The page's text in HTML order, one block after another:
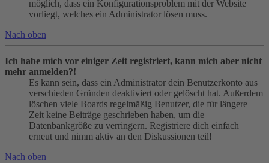
möglich, dass ein Konfigurationsproblem mit der Website
vorliegt, welches ein Administrator lösen muss.
Nach oben
Ich habe mich vor einiger Zeit registriert, kann mich aber nicht
mehr anmelden?!
Es kann sein, dass ein Administrator dein Benutzerkonto aus
verschieden Gründen deaktiviert oder gelöscht hat. Außerdem
löschen viele Boards regelmäßig Benutzer, die für längere
Zeit keine Beiträge geschrieben haben, um die
Datenbankgröße zu verringern. Registriere dich einfach
erneut und nimm aktiv an den Diskussionen teil!
Nach oben